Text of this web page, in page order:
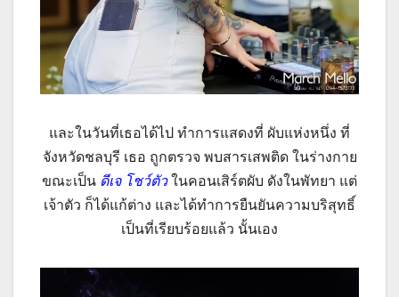
และในวันที่เธอได้ไป ทำการแสดงที่ ผับแห่งหนึ่ง ที่
จังหวัดชลบุรี เธอ ถูกตรวจ พบสารเสพติด ในร่างกาย
ขณะเป็น ดีเจ โชว์ตัว ในคอนเสิร์ตผับ ดังในพัทยา แต่
เจ้าตัว ก็ได้แก้ต่าง และได้ทำการยืนยันความบริสุทธิ์
เป็นที่เรียบร้อยแล้ว นั้นเอง